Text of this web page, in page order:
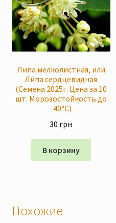
Липа мелколистная, или
Липа сердцевидная
(Семена 2025г. Цена за 10
шт. Морозостойкость до
-40°C)
30 грн
В корзину
Похожие